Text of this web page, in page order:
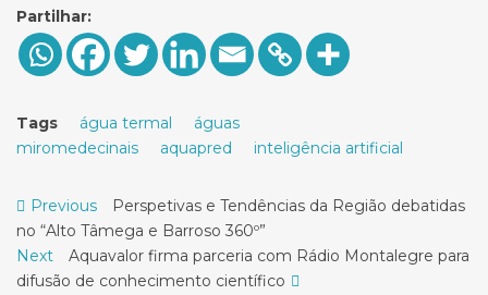
Partilhar:
Tags água termal
águas
miromedecinais
aquapred inteligência artificial
Navegação
de
artigos
Previous
Previous
post:
Perspetivas e Tendências da Região debatidas
no “Alto Tâmega e Barroso 360º”
Next
Next
post:
Aquavalor firma parceria com Rádio Montalegre para
difusão de conhecimento científico